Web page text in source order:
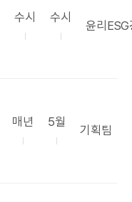
공
수시
공
수시
부
윤리
공
매년
공
표
5월
부
기획팀